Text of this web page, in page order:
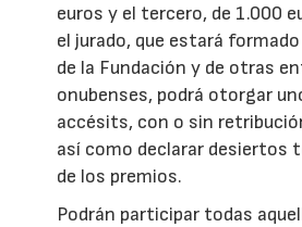
euros y el tercero, de 1.000
el jurado, que estará
de la Fundación y de otras
onubenses, podrá otorgar
accésits, con o sin
así como declarar desiertos
de los premios.
Podrán participar todas